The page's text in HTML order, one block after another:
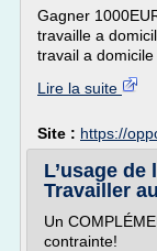
Gagner
travaille a
travail a domicile
Lire la suite
Site : https://
L’usage de
Travailler
Un
contrainte!